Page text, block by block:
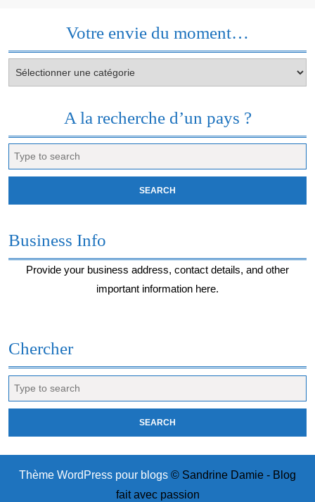
Votre envie du moment…
envie
A la recherche d’un pays ?
for:
Business Info
Provide your business address, contact details, and other
important information here.
Chercher
for:
Thème WordPress pour blogs © Sandrine Damie - Blog
fait avec passion